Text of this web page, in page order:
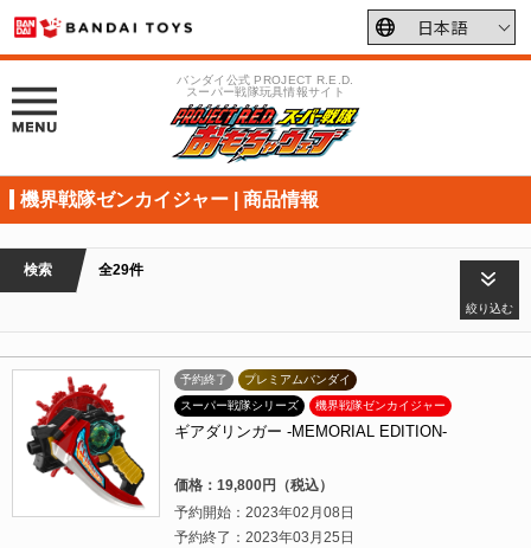
バンダイ公式 PROJECT R.E.D.
スーパー戦隊玩具情報サイト
機界戦隊ゼンカイジャー | 商品情報
検索 全29件
絞り込む
予約終了
プレミアムバンダイ
スーパー戦隊シリーズ
機界戦隊ゼンカイジャー
ギアダリンガー -MEMORIAL EDITION-
価格：19,800円（税込）
予約開始：2023年02月08日
予約終了：2023年03月25日